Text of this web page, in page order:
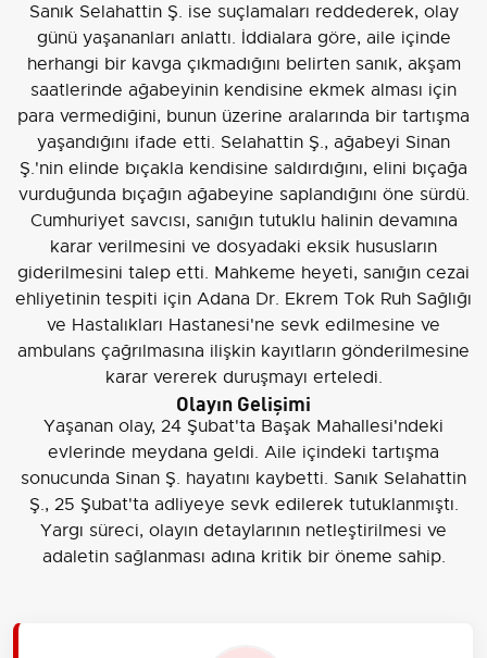
Sanık Selahattin Ş. ise suçlamaları reddederek, olay
günü yaşananları anlattı. İddialara göre, aile içinde
herhangi bir kavga çıkmadığını belirten sanık, akşam
saatlerinde ağabeyinin kendisine ekmek alması için
para vermediğini, bunun üzerine aralarında bir tartışma
yaşandığını ifade etti. Selahattin Ş., ağabeyi Sinan
Ş.'nin elinde bıçakla kendisine saldırdığını, elini bıçağa
vurduğunda bıçağın ağabeyine saplandığını öne sürdü.
Cumhuriyet savcısı, sanığın tutuklu halinin devamına
karar verilmesini ve dosyadaki eksik hususların
giderilmesini talep etti. Mahkeme heyeti, sanığın cezai
ehliyetinin tespiti için Adana Dr. Ekrem Tok Ruh Sağlığı
ve Hastalıkları Hastanesi'ne sevk edilmesine ve
ambulans çağrılmasına ilişkin kayıtların gönderilmesine
karar vererek duruşmayı erteledi.
Olayın Gelişimi
Yaşanan olay, 24 Şubat'ta Başak Mahallesi'ndeki
evlerinde meydana geldi. Aile içindeki tartışma
sonucunda Sinan Ş. hayatını kaybetti. Sanık Selahattin
Ş., 25 Şubat'ta adliyeye sevk edilerek tutuklanmıştı.
Yargı süreci, olayın detaylarının netleştirilmesi ve
adaletin sağlanması adına kritik bir öneme sahip.